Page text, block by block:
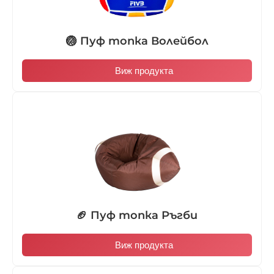
🏐 Пуф топка Волейбол
Виж продукта
🏈 Пуф топка Ръгби
Виж продукта